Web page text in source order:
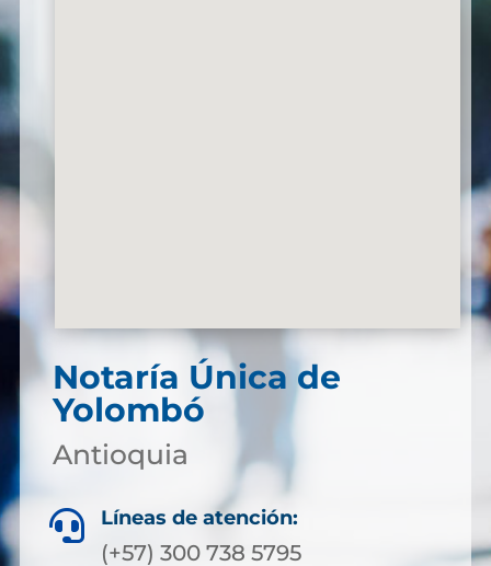
Notaría Única de
Yolombó
Antioquia
 Líneas de atención:
(+57) 300 738 5795